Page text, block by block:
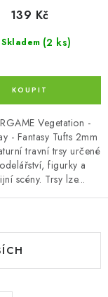
Skladem (2 ks)
139 Kč
Vegetation -
- Fantasy Tufts 2mm
travní trsy určené
figurky a
scény. Trsy lze...